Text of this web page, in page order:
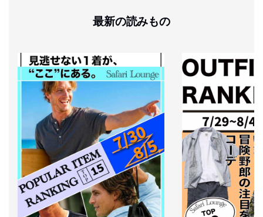
最新の読みもの